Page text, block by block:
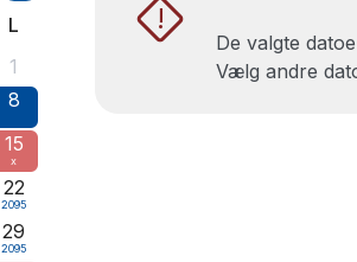
L
1
8
15
x
22
2095
29
2095
!
De valgte
Vælg andre